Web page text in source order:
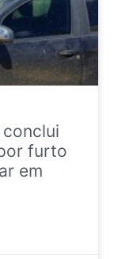
furto
em